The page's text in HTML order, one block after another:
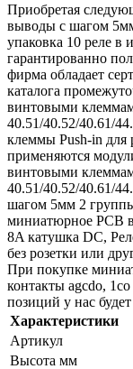
Приобретая
выводы с шагом
упаковка 10 реле в
гарантированно
фирма обладает
каталога
винтовыми
40.51/40.52/40.61/
клеммы Push-in для
применяются
винтовыми
40.51/40.52/40.61/
шагом 5мм 2
миниатюрное PCB
8A катушка DC,
без розетки или
При покупке
контакты agcdo,
позиций у нас
Характеристики
Артикул
Высота мм